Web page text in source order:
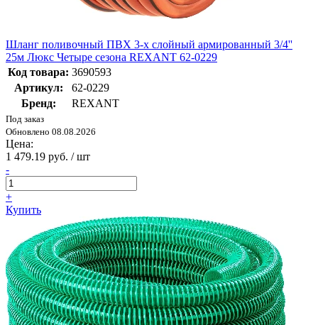
Шланг поливочный ПВХ 3-х слойный армированный 3/4''
25м Люкс Четыре сезона REXANT 62-0229
Код товара: 3690593
Артикул:
62-0229
Бренд:
REXANT
Под заказ
Обновлено 08.08.2026
Цена:
1 479.19 руб. / шт
-
+
Купить